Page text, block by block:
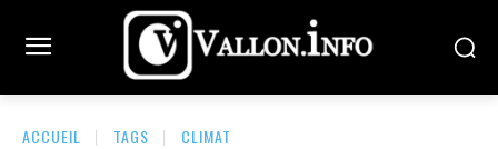
ACCUEIL TAGS CLIMAT